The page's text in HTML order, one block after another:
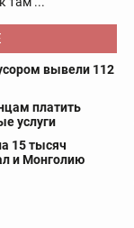
вывели 112
платить
услуги
15 тысяч
и Монголию